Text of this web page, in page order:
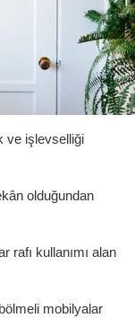
ve işlevselliği
olduğundan
rafı kullanımı alan
mobilyalar